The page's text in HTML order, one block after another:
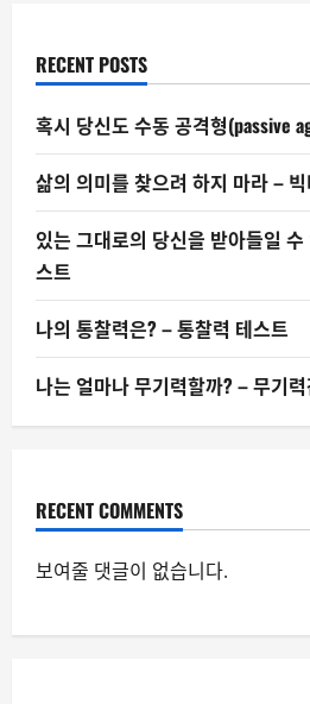
RECENT POSTS
혹시 당신도 수동 공격형(passive
삶의 의미를 찾으려 하지 마라 –
있는 그대로의 당신을 받아들일
스트
나의 통찰력은? – 통찰력 테스트
나는 얼마나 무기력할까? – 무기
RECENT COMMENTS
보여줄 댓글이 없습니다.